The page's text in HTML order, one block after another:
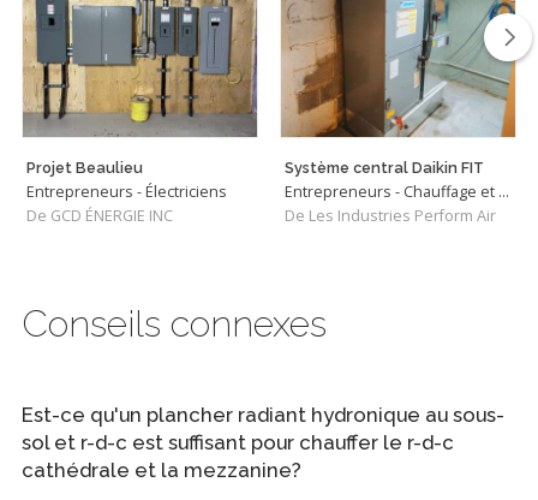
Projet Beaulieu
Entrepreneurs - Électriciens
De GCD ÉNERGIE INC
Système central Daikin FIT
Entrepreneurs - Chauffage et Climatisation
De Les Industries Perform Air
Conseils connexes
Est-ce qu'un plancher radiant hydronique au sous-
sol et r-d-c est suffisant pour chauffer le r-d-c
cathédrale et la mezzanine?